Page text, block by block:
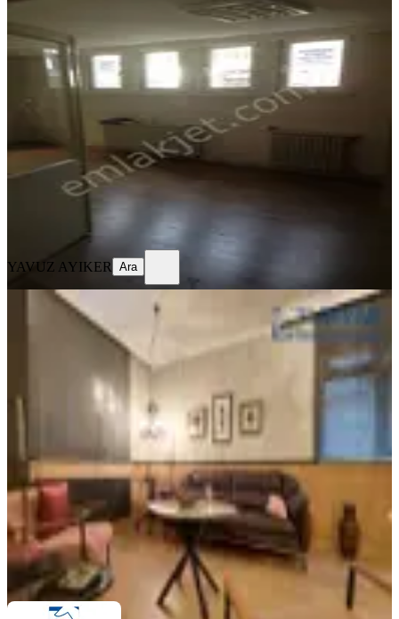
Sahibinden Sahibinden Balgat
Ziyabey Caddesi 2+1 Giriş Ön -
Kombili
Ankara, Çankaya
2+1 · 100 m²· Düz Giriş (Zemin)
27.000 ₺
YAVUZ AYIKER
YAVUZ AYIKER Ara
Hoşdere Caddesinde 1+1 Mobilyalı
Ofis , İşyeri
Ankara, Çankaya
2+0
60 m² Kot 1 (-1). Kat
37.500 ₺ 40.000 ₺
TURYAP ANKARA GAZİOSMANPAŞA
TEMSİLCİLİĞİTURYAP ANKARA GAZİOSMANPAŞA
TEMSİLCİLİĞİ